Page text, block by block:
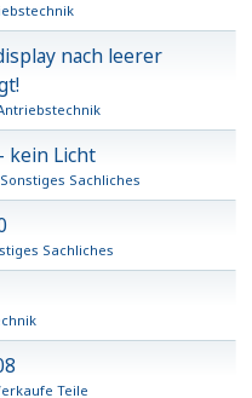
nach leerer
kein Licht
Sonstiges Sachliches
Sachliches
Teile